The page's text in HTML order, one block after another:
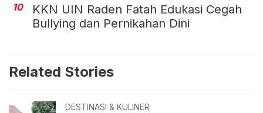
10
KKN UIN Raden Fatah Edukasi Cegah
Bullying dan Pernikahan Dini
Related Stories
DESTINASI & KULINER